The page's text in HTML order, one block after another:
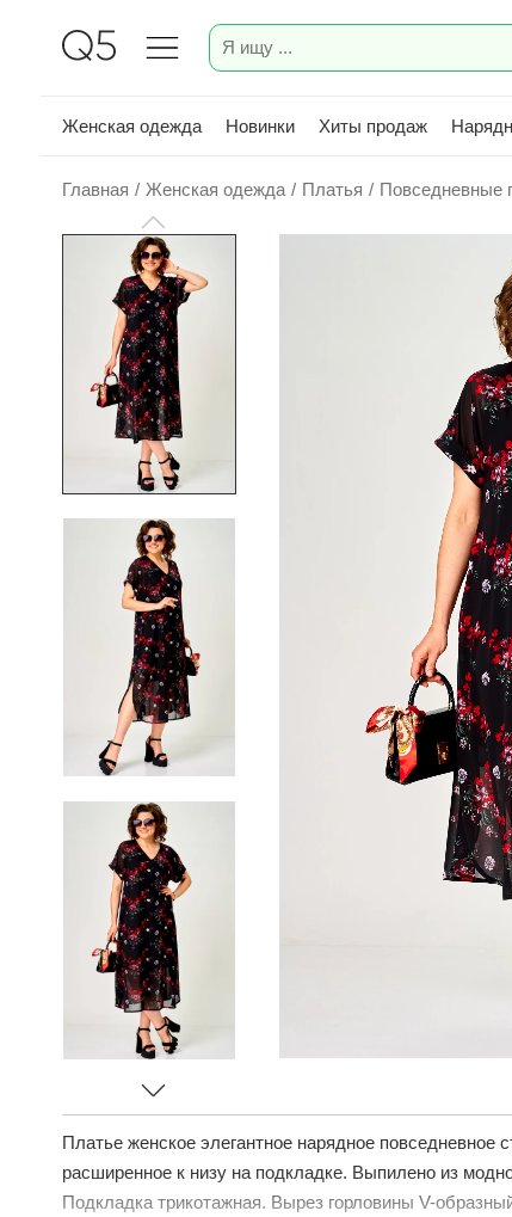
Женская одежда Новинки Хиты продаж
Главная / Женская одежда / Платья / Повседневные
Платье женское элегантное нарядное повседневное
расширенное к низу на подкладке. Выпилено из
Подкладка трикотажная. Вырез горловины V-